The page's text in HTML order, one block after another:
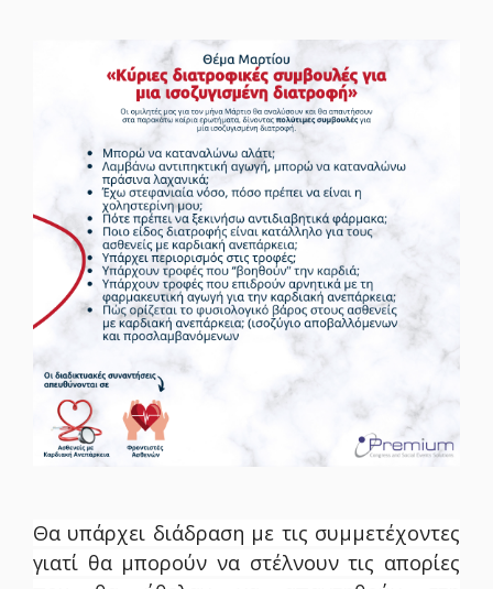
Θα υπάρχει διάδραση με τις συμμετέχοντες
γιατί θα μπορούν να στέλνουν τις απορίες